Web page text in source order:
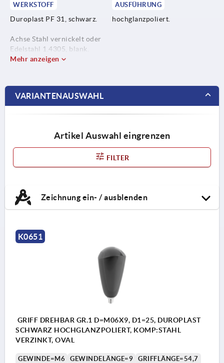
WERKSTOFF
Duroplast PF 31, schwarz.
Achse Stahl vernickelt oder
Edelstahl 1.4305, blank.
AUSFÜHRUNG
hochglanzpoliert.
Mehr anzeigen
VARIANTENAUSWAHL
Artikel Auswahl eingrenzen
FILTER
Zeichnung ein- / ausblenden
K0651
GRIFF DREHBAR GR.1 D=M06X9, D1=25, DUROPLAST
SCHWARZ HOCHGLANZPOLIERT, KOMP:STAHL
VERZINKT, OVAL
GEWINDE=M6 GEWINDELÄNGE=9
GRIFFLÄNGE=54,7